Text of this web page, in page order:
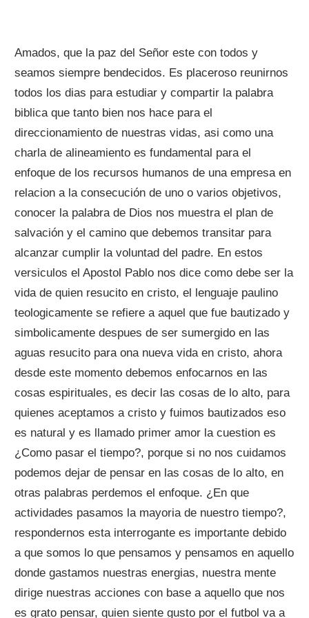
Amados, que la paz del Señor este con todos y
seamos siempre bendecidos. Es placeroso reunirnos
todos los dias para estudiar y compartir la palabra
biblica que tanto bien nos hace para el
direccionamiento de nuestras vidas, asi como una
charla de alineamiento es fundamental para el
enfoque de los recursos humanos de una empresa en
relacion a la consecución de uno o varios objetivos,
conocer la palabra de Dios nos muestra el plan de
salvación y el camino que debemos transitar para
alcanzar cumplir la voluntad del padre. En estos
versiculos el Apostol Pablo nos dice como debe ser la
vida de quien resucito en cristo, el lenguaje paulino
teologicamente se refiere a aquel que fue bautizado y
simbolicamente despues de ser sumergido en las
aguas resucito para ona nueva vida en cristo, ahora
desde este momento debemos enfocarnos en las
cosas espirituales, es decir las cosas de lo alto, para
quienes aceptamos a cristo y fuimos bautizados eso
es natural y es llamado primer amor la cuestion es
¿Como pasar el tiempo?, porque si no nos cuidamos
podemos dejar de pensar en las cosas de lo alto, en
otras palabras perdemos el enfoque. ¿En que
actividades pasamos la mayoria de nuestro tiempo?,
respondernos esta interrogante es importante debido
a que somos lo que pensamos y pensamos en aquello
donde gastamos nuestras energias, nuestra mente
dirige nuestras acciones con base a aquello que nos
es grato pensar, quien siente gusto por el futbol va a